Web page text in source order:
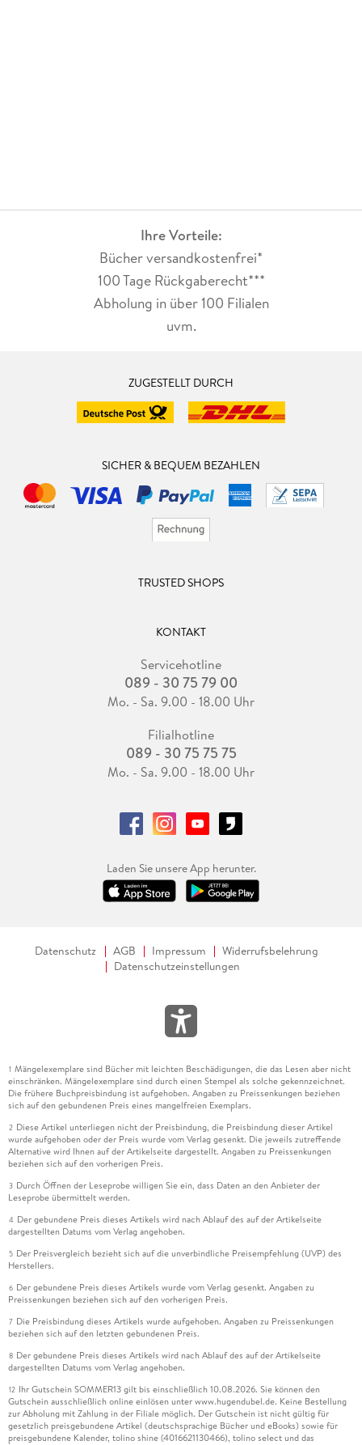
Ihre Vorteile:
Bücher versandkostenfrei*
100 Tage Rückgaberecht***
Abholung in über 100 Filialen
uvm.
ZUGESTELLT DURCH
SICHER & BEQUEM BEZAHLEN
TRUSTED SHOPS
KONTAKT
Servicehotline
089 - 30 75 79 00
Mo. - Sa. 9.00 - 18.00 Uhr
Filialhotline
089 - 30 75 75 75
Mo. - Sa. 9.00 - 18.00 Uhr
Laden Sie unsere App herunter.
Datenschutz AGB Impressum
Widerrufsbelehrung
Datenschutzeinstellungen
1 Mängelexemplare sind Bücher mit leichten Beschädigungen, die das Lesen aber nicht
einschränken. Mängelexemplare sind durch einen Stempel als solche gekennzeichnet.
Die frühere Buchpreisbindung ist aufgehoben. Angaben zu Preissenkungen beziehen
sich auf den gebundenen Preis eines mangelfreien Exemplars.
2 Diese Artikel unterliegen nicht der Preisbindung, die Preisbindung dieser Artikel
wurde aufgehoben oder der Preis wurde vom Verlag gesenkt. Die jeweils zutreffende
Alternative wird Ihnen auf der Artikelseite dargestellt. Angaben zu Preissenkungen
beziehen sich auf den vorherigen Preis.
3 Durch Öffnen der Leseprobe willigen Sie ein, dass Daten an den Anbieter der
Leseprobe übermittelt werden.
4 Der gebundene Preis dieses Artikels wird nach Ablauf des auf der Artikelseite
dargestellten Datums vom Verlag angehoben.
5 Der Preisvergleich bezieht sich auf die unverbindliche Preisempfehlung (UVP) des
Herstellers.
6 Der gebundene Preis dieses Artikels wurde vom Verlag gesenkt. Angaben zu
Preissenkungen beziehen sich auf den vorherigen Preis.
7 Die Preisbindung dieses Artikels wurde aufgehoben. Angaben zu Preissenkungen
beziehen sich auf den letzten gebundenen Preis.
8 Der gebundene Preis dieses Artikels wird nach Ablauf des auf der Artikelseite
dargestellten Datums vom Verlag angehoben.
12 Ihr Gutschein SOMMER13 gilt bis einschließlich 10.08.2026. Sie können den
Gutschein ausschließlich online einlösen unter www.hugendubel.de. Keine Bestellung
zur Abholung mit Zahlung in der Filiale möglich. Der Gutschein ist nicht gültig für
gesetzlich preisgebundene Artikel (deutschsprachige Bücher und eBooks) sowie für
preisgebundene Kalender, tolino shine (4016621130466), tolino select und das